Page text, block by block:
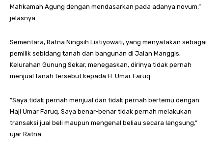
Mahkamah Agung dengan mendasarkan pada adanya novum,”
jelasnya.
Sementara, Ratna Ningsih Listiyowati, yang menyatakan sebagai
pemilik sebidang tanah dan bangunan di Jalan Manggis,
Kelurahan Gunung Sekar, menegaskan, dirinya tidak pernah
menjual tanah tersebut kepada H. Umar Faruq.
“Saya tidak pernah menjual dan tidak pernah bertemu dengan
Haji Umar Faruq. Saya benar-benar tidak pernah melakukan
transaksi jual beli maupun mengenal beliau secara langsung,”
ujar Ratna.